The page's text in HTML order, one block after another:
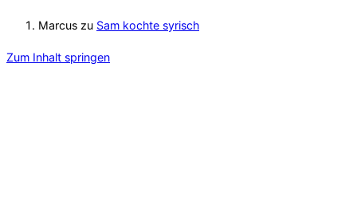
Marcus zu Sam kochte syrisch
Zum Inhalt springen